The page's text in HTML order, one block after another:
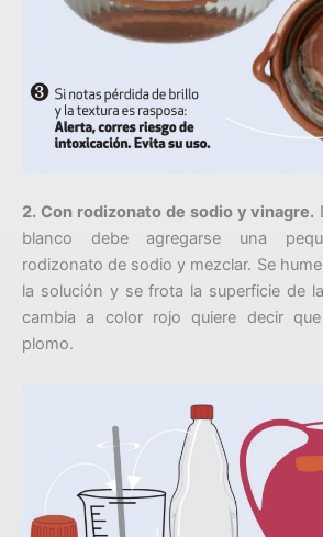
2. Con rodizonato de sodio y vinagre.
blanco debe agregarse una
rodizonato de sodio y mezclar. Se
la solución y se frota la superficie de
cambia a color rojo quiere decir
plomo.